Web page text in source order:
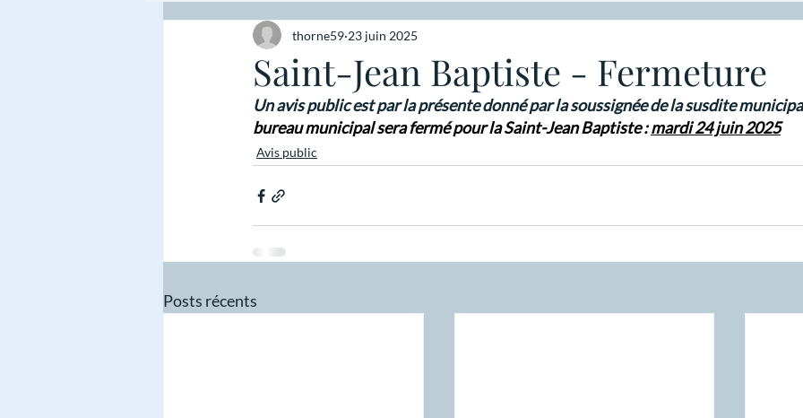
Saint-Jean Baptiste - Fermeture
thorne59 23 juin 2025
Un avis public est par la présente donné par la soussignée de la susdite
bureau municipal sera fermé pour la Saint-Jean Baptiste : mardi 24 juin 2025
Avis public
Posts récents